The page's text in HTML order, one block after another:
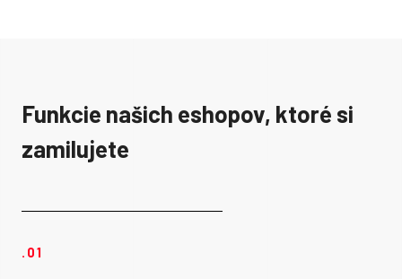
Funkcie našich eshopov, ktoré si
zamilujete
.01